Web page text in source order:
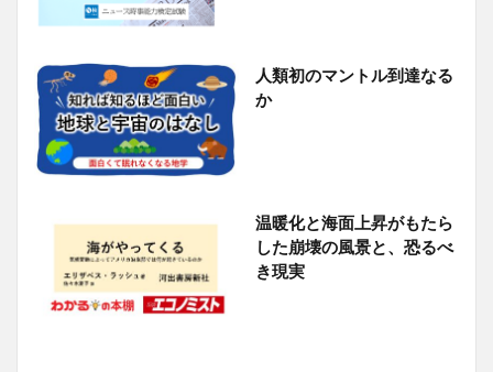
人類初のマントル到達なる
か
温暖化と海面上昇がもたら
した崩壊の風景と、恐るべ
き現実